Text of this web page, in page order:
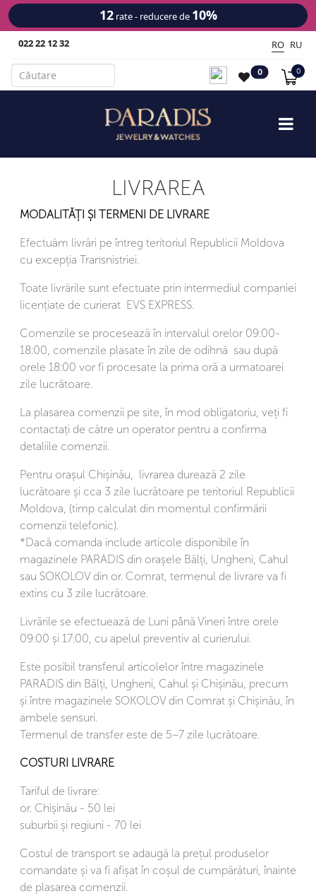
12rate - reducere de 10%
022 22 12 32 RO RU
0 0
LIVRAREA
MODALITĂȚI ȘI TERMENI DE LIVRARE
Efectuăm livrări pe întreg teritoriul Republicii Moldova
cu excepția Transnistriei.
Toate livrările sunt efectuate prin intermediul companiei
licențiate de curierat EVS EXPRESS.
Comenzile se procesează în intervalul orelor 09:00-
18:00, comenzile plasate în zile de odihnă sau după
orele 18:00 vor fi procesate la prima oră a urmatoarei
zile lucrătoare.
La plasarea comenzii pe site, în mod obligatoriu, veți fi
contactați de către un operator pentru a confirma
detaliile comenzii.
Pentru orașul Chișinău, livrarea durează 2 zile
lucrătoare și cca 3 zile lucrătoare pe teritoriul Republicii
Moldova, (timp calculat din momentul confirmării
comenzii telefonic).
*Dacă comanda include articole disponibile în
magazinele PARADIS din orașele Bălți, Ungheni, Cahul
sau SOKOLOV din or. Comrat, termenul de livrare va fi
extins cu 3 zile lucrătoare.
Livrările se efectuează de Luni până Vineri între orele
09:00 și 17:00, cu apelul preventiv al curierului.
Este posibil transferul articolelor între magazinele
PARADIS din Bălți, Ungheni, Cahul și Chișinău, precum
și între magazinele SOKOLOV din Comrat și Chișinău, în
ambele sensuri.
Termenul de transfer este de 5–7 zile lucrătoare.
COSTURI LIVRARE
Tariful de livrare:
or. Chișinău - 50 lei
suburbii și regiuni - 70 lei
Costul de transport se adaugă la prețul produselor
comandate și va fi afișat în coșul de cumpărături, înainte
de plasarea comenzii.